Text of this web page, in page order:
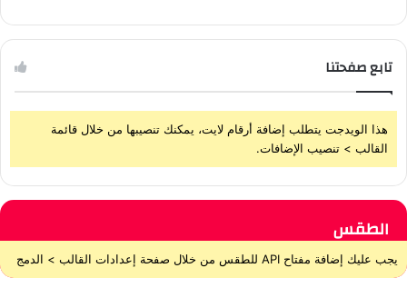
تابع صفحتنا
هذا الويدجت يتطلب إضافة أرقام لايت، يمكنك تنصيبها من خلال قائمة
القالب > تنصيب الإضافات.
الطقس
يجب عليك إضافة مفتاح API للطقس من خلال صفحة إعدادات القالب > الدمج